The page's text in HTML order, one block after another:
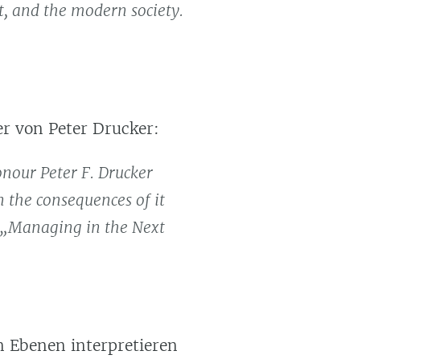
and the modern society.
von Peter Drucker:
Peter F. Drucker
consequences of it
in the Next
Ebenen interpretieren